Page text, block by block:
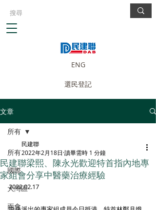
ENG
選民登記
文章
所有
國際
大灣區
兩會
所有
民建聯梁熙、陳永光歡迎特首指內地專
家組會分享中醫藥治療經驗
民建聯
2022年2月18日 讀畢需時 1 分鐘
2022.02.17